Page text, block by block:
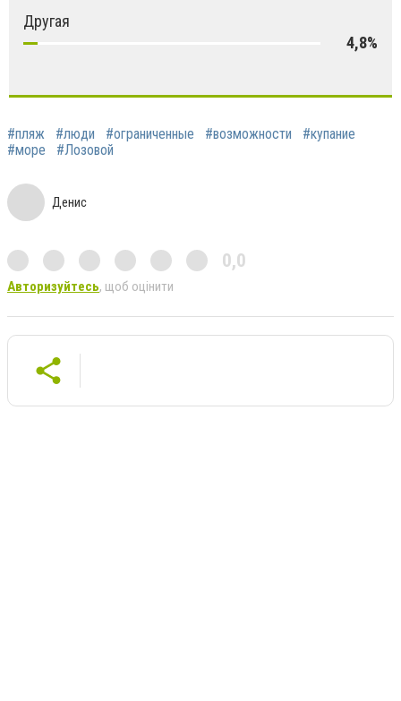
Другая
4,8%
#пляж #люди #ограниченные #возможности
#купание
#море
#Лозовой
Денис
0,0
Авторизуйтесь, щоб оцінити